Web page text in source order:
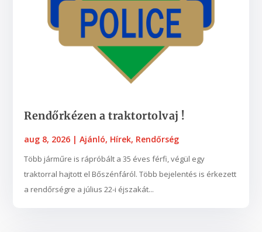
Rendőrkézen a traktortolvaj !
aug 8, 2026 |Ajánló, Hírek, Rendőrség
Több járműre is rápróbált a 35 éves férfi, végül egy
traktorral hajtott el Bőszénfáról. Több bejelentés is érkezett
a rendőrségre a július 22-i éjszakát...